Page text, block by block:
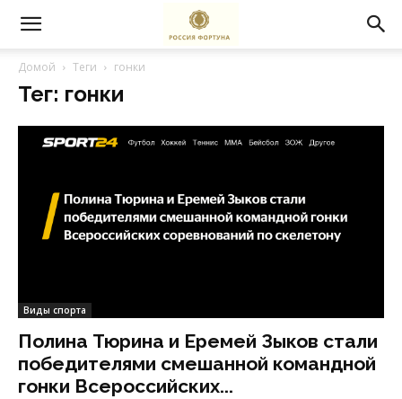
Домой Теги гонки
Тег: гонки
Виды спорта
Полина Тюрина и Еремей Зыков стали
победителями смешанной командной
гонки Всероссийских...